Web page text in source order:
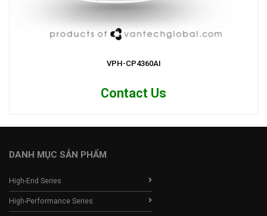
VPH-CP4360AI
Contact Us
DANH MỤC SẢN PHẨM
High-End Series
High-Performance Series